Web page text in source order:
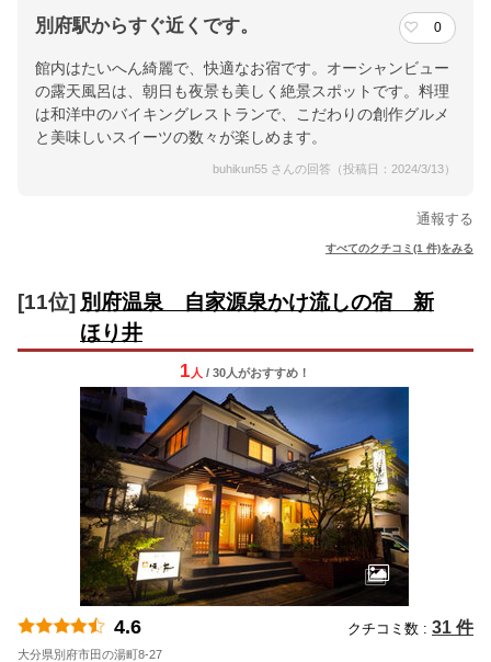
別府駅からすぐ近くです。 0
館内はたいへん綺麗で、快適なお宿です。オーシャンビュー
の露天風呂は、朝日も夜景も美しく絶景スポットです。料理
は和洋中のバイキングレストランで、こだわりの創作グルメ
と美味しいスイーツの数々が楽しめます。
buhikun55 さんの回答（投稿日：2024/3/13）
通報する
すべてのクチコミ(1 件)をみる
[11位] 別府温泉 自家源泉かけ流しの宿 新
ほり井
1 人 / 30人がおすすめ！
4.6 クチコミ数 : 31 件
大分県別府市田の湯町8-27